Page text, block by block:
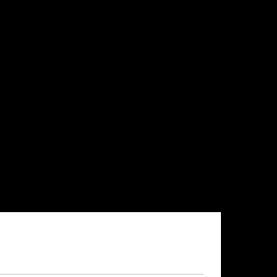
Abschnittstitel: „Radstation-